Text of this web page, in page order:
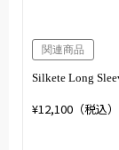
関連商品
Silkete Long
¥12,100（税込）